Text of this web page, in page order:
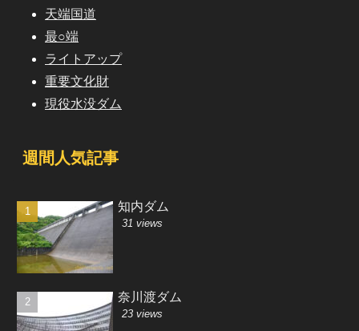
天端国道
最○端
ライトアップ
重要文化財
現役水没ダム
週間人気記事
知内ダム
31 views
奈川渡ダム
23 views